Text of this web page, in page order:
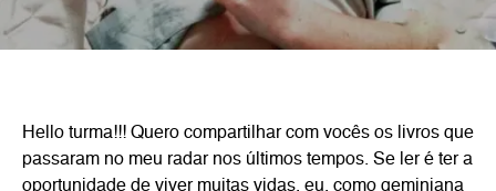
Hello turma!!! Quero compartilhar com vocês os livros que
passaram no meu radar nos últimos tempos. Se ler é ter a
oportunidade de viver muitas vidas, eu, como geminiana